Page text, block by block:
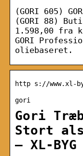
(GORI 605)
(GORI 88)
1.598,00 fra
GORI
oliebaseret.
http s://www.xl-
gori
Gori
Stort
– XL-BYG